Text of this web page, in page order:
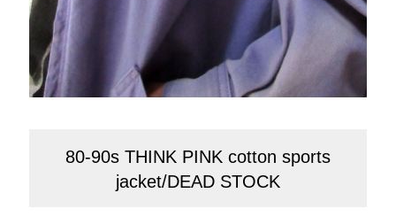
80-90s THINK PINK cotton sports
jacket/DEAD STOCK